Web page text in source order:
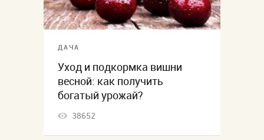
ДАЧА
Уход и подкормка вишни
весной: как получить
богатый урожай?
38652